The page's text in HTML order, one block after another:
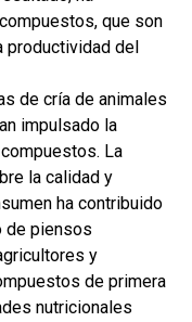
que son
productividad del
de cría de animales
impulsado la
La
la calidad y
ha contribuido
de piensos
y
de primera
nutricionales